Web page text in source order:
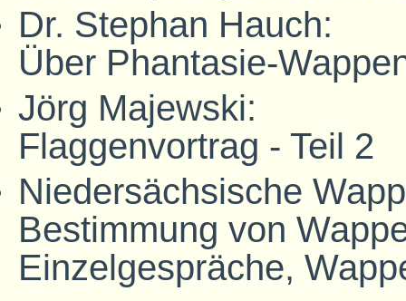
Dr. Stephan Hauch:
Über Phantasie-
Jörg Majewski:
Flaggenvortrag - Teil 2
Niedersächsische
Bestimmung von
Einzelgespräche,